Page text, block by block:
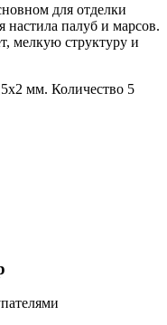
для отделки
настила палуб и марсов.
мелкую структуру и
мм. Количество 5